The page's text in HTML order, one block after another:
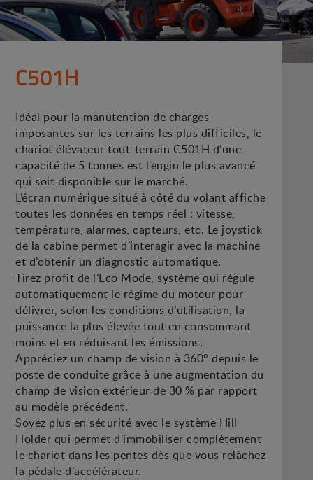
C501H
Idéal pour la manutention de charges
imposantes sur les terrains les plus difficiles, le
chariot élévateur tout-terrain C501H d’une
capacité de 5 tonnes est l’engin le plus avancé
qui soit disponible sur le marché.
L’écran numérique situé à côté du volant affiche
toutes les données en temps réel : vitesse,
température, alarmes, capteurs, etc. Le joystick
de la cabine permet d’interagir avec la machine
et d’obtenir un diagnostic automatique.
Tirez profit de l’Eco Mode, système qui régule
automatiquement le régime du moteur pour
délivrer, selon les conditions d’utilisation, la
puissance la plus élevée tout en consommant
moins et en réduisant les émissions.
Appréciez un champ de vision à 360° depuis le
poste de conduite grâce à une augmentation du
champ de vision extérieur de 30 % par rapport
au modèle précédent.
Soyez plus en sécurité avec le système Hill
Holder qui permet d’immobiliser complètement
le chariot dans les pentes dès que vous relâchez
la pédale d’accélérateur.